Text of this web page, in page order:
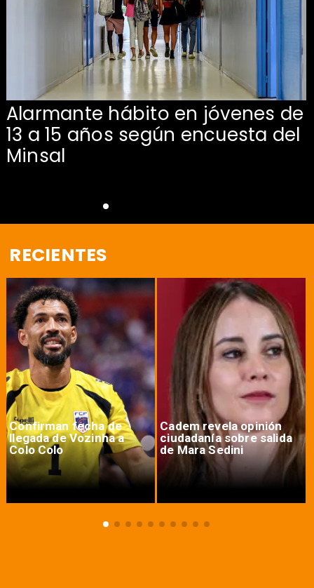
Alarmante hábito en jóvenes de
13 a 15 años según encuesta del
Minsal
RECIENTES
Confirman fecha de
llegada de Vozinha a
Colo Colo
Cadem revela opinión
ciudadanía sobre salida
de Mara Sedini